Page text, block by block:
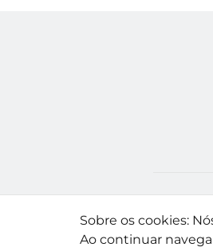
Sobre os cookies:
Ao continuar